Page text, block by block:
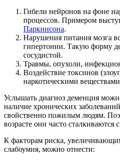
Гибели нейронов на фоне
процессов. Примером
Паркинсона.
Нарушения питания мозга
гипертонии. Такую форму
сосудистой.
Травмы, опухоли,
Воздействие токсинов
наркотическими
Услышать диагноз деменция
наличие хронических
свойственно пожилым людям.
возрасте они часто сталкиваются
К факторам риска,
слабоумия, можно отнести: